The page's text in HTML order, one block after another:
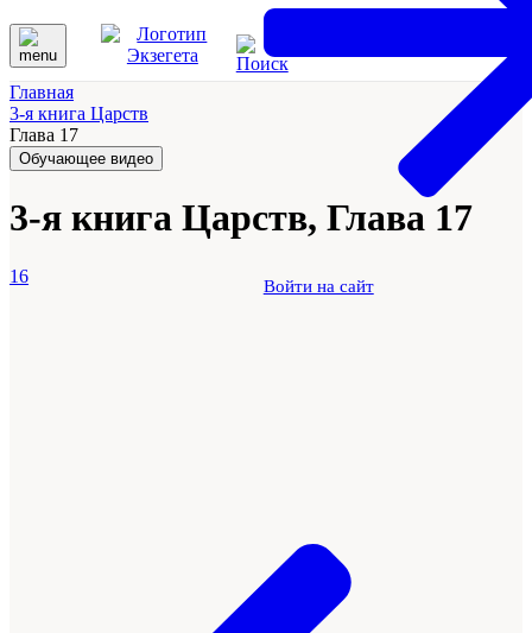
Войти на сайт
Главная
3-я книга Царств
Глава 17
Обучающее видео
3-я книга Царств, Глава 17
16